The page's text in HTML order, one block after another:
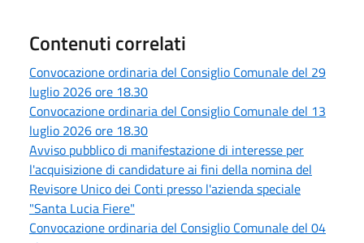
Contenuti correlati
Convocazione ordinaria del Consiglio Comunale del 29
luglio 2026 ore 18.30
Convocazione ordinaria del Consiglio Comunale del 13
luglio 2026 ore 18.30
Avviso pubblico di manifestazione di interesse per
l'acquisizione di candidature ai fini della nomina del
Revisore Unico dei Conti presso l'azienda speciale
"Santa Lucia Fiere"
Convocazione ordinaria del Consiglio Comunale del 04